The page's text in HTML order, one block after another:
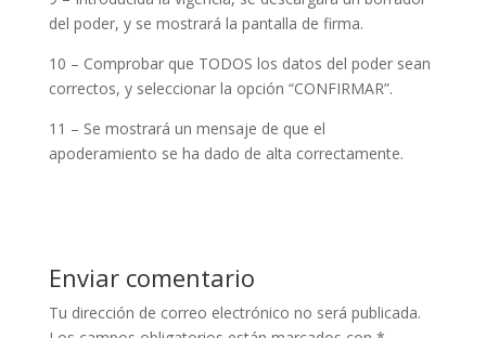
del poder, y se mostrará la pantalla de firma.
10 – Comprobar que TODOS los datos del poder sean
correctos, y seleccionar la opción “CONFIRMAR”.
11 – Se mostrará un mensaje de que el
apoderamiento se ha dado de alta correctamente.
Enviar comentario
Tu dirección de correo electrónico no será publicada.